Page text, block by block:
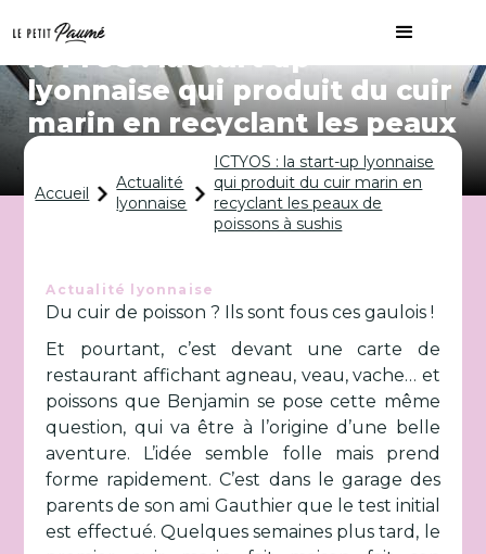
ICTYOS : la start-up
lyonnaise qui produit du cuir
marin en recyclant les peaux
de poissons à sushis
Accueil
Actualité
lyonnaise
ICTYOS : la start-up lyonnaise
qui produit du cuir marin en
recyclant les peaux de
poissons à sushis
Actualité lyonnaise
Du cuir de poisson ? Ils sont fous ces gaulois !
Et pourtant, c’est devant une carte de
restaurant affichant agneau, veau, vache… et
poissons que Benjamin se pose cette même
question, qui va être à l’origine d’une belle
aventure. L’idée semble folle mais prend
forme rapidement. C’est dans le garage des
parents de son ami Gauthier que le test initial
est effectué. Quelques semaines plus tard, le